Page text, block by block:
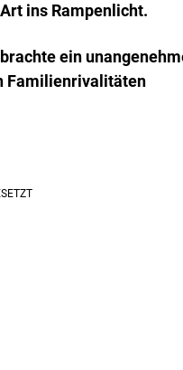
ins Rampenlicht.
ein
Familienrivalitäten